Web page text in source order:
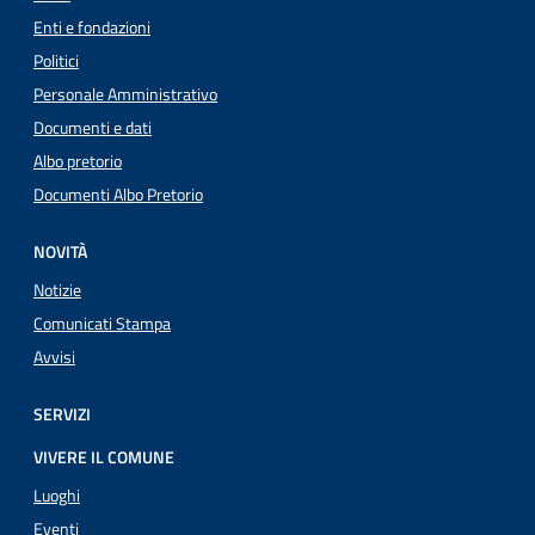
Enti e fondazioni
Politici
Personale Amministrativo
Documenti e dati
Albo pretorio
Documenti Albo Pretorio
NOVITÀ
Notizie
Comunicati Stampa
Avvisi
SERVIZI
VIVERE IL COMUNE
Luoghi
Eventi